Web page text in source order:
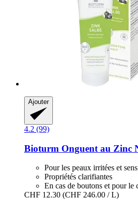
Ajouter
4.2 (99)
Bioturm Onguent au Zinc
Pour les peaux irritées et
Propriétés clarifiantes
En cas de boutons et pour le
CHF 12.30 (CHF 246.00 / L)